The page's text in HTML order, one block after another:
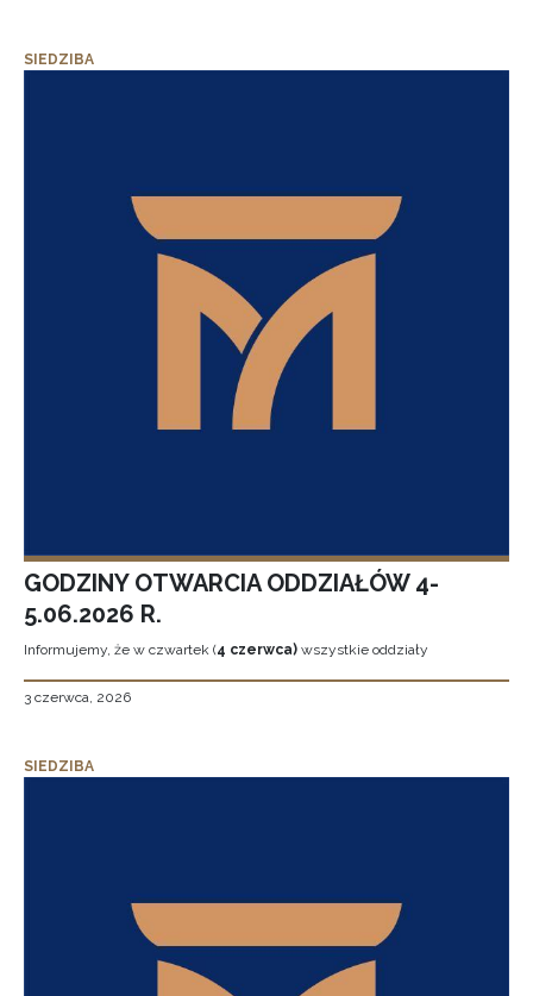
SIEDZIBA
GODZINY OTWARCIA ODDZIAŁÓW 4-
5.06.2026 R.
Informujemy, że w czwartek (4 czerwca) wszystkie oddziały
3 czerwca, 2026
SIEDZIBA